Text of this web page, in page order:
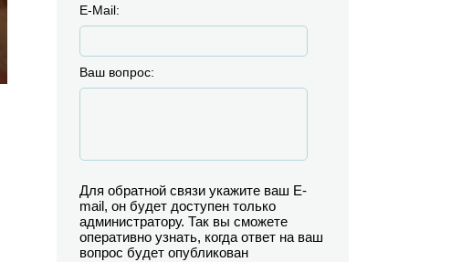
E-Mail:
Ваш вопрос:
Для обратной связи укажите ваш E-
mail, он будет доступен только
администратору. Так вы сможете
оперативно узнать, когда ответ на ваш
вопрос будет опубликован